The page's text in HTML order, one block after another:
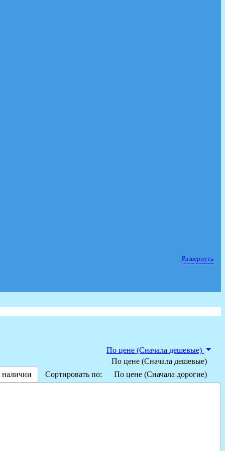
Развернуть
Сортировать по:
По цене (Сначала дешевые)
По цене (Сначала дешевые)
По цене (Сначала дорогие)